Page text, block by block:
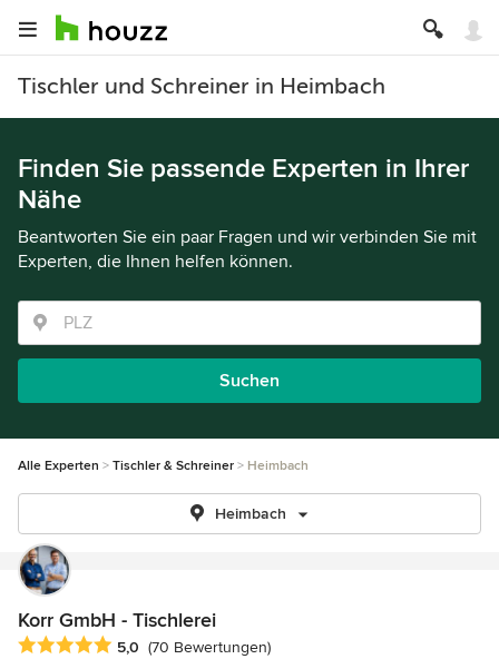
Tischler und Schreiner in Heimbach
Finden Sie passende Experten in Ihrer
Nähe
Beantworten Sie ein paar Fragen und wir verbinden Sie mit
Experten, die Ihnen helfen können.
Suchen
Alle Experten Tischler & Schreiner Heimbach
Heimbach
Korr GmbH - Tischlerei
Durchschnittliche Bewertung: 5 von 5 Sternen
5,0 (70 Bewertungen)